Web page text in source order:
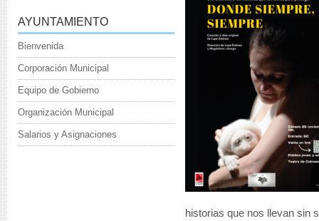
historias que nos llevan sin
AYUNTAMIENTO
Bienvenida
Corporación Municipal
Equipo de Gobierno
Organización Municipal
Salarios y Asignaciones